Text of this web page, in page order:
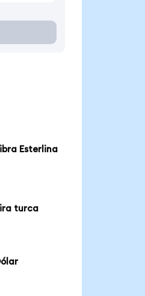
Esterlina
turca